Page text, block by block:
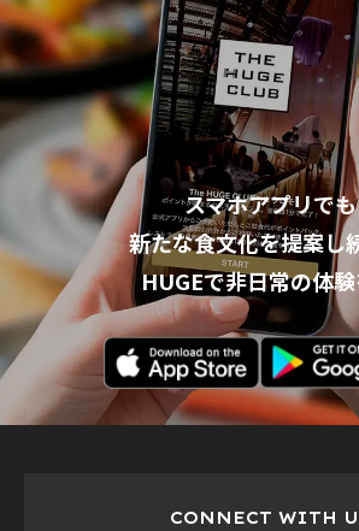
スマホアプリでも
新たな食文化を提案し
HUGEで非日常の体験
CONNECT WITH